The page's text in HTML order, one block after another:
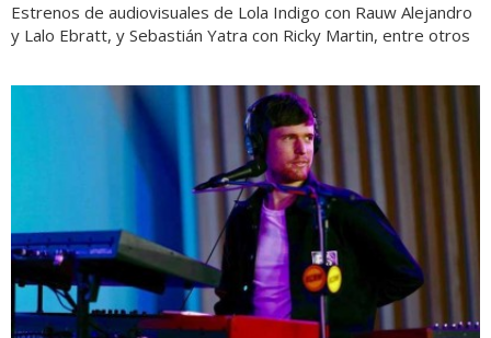
Estrenos de audiovisuales de Lola Indigo con Rauw Alejandro
y Lalo Ebratt, y Sebastián Yatra con Ricky Martin, entre otros